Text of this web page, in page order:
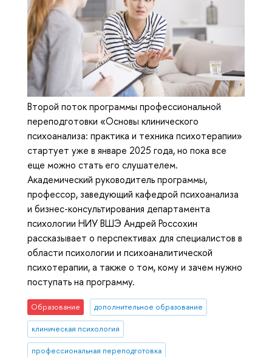
Второй поток программы профессиональной
переподготовки «Основы клинического
психоанализа: практика и техника психотерапии»
стартует уже в январе 2025 года, но пока все
еще можно стать его слушателем.
Академический руководитель программы,
профессор, заведующий кафедрой психоанализа
и бизнес-консультирования департамента
психологии НИУ ВШЭ Андрей Россохин
рассказывает о перспективах для специалистов в
области психологии и психоаналитической
психотерапии, а также о том, кому и зачем нужно
поступать на программу.
Образование дополнительное образование
клиническая психология
профессиональная переподготовка